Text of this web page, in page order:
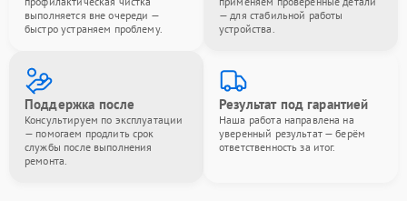
выполняется вне очереди —
быстро устраняем проблему.
— для стабильной работы
устройства.
Поддержка после
Консультируем по эксплуатации
— помогаем продлить срок
службы после выполнения
ремонта.
Результат под гарантией
Наша работа направлена на
уверенный результат — берём
ответственность за итог.